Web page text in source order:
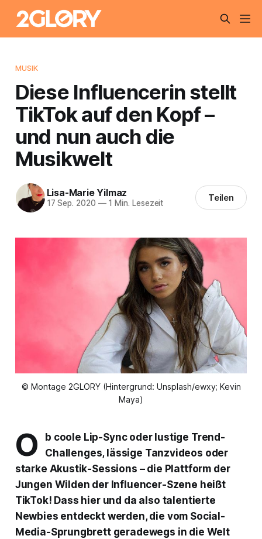
MUSIK
Diese Influencerin stellt
TikTok auf den Kopf –
und nun auch die
Musikwelt
Lisa-Marie Yilmaz
17 Sep. 2020 —1 Min. Lesezeit Teilen
© Montage 2GLORY (Hintergrund: Unsplash/ewxy; Kevin
Maya)
O
b coole Lip-Sync oder lustige Trend-
Challenges, lässige Tanzvideos oder
starke Akustik-Sessions – die Plattform der
Jungen Wilden der Influencer-Szene heißt
TikTok! Dass hier und da also talentierte
Newbies entdeckt werden, die vom Social-
Media-Sprungbrett geradewegs in die Welt